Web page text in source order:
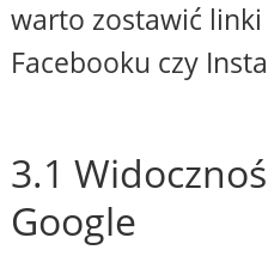
warto zostawić
Facebooku czy
3.1
Google